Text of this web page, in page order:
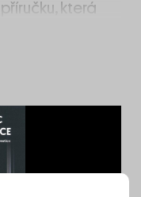
která
Nabízí
je založen na
využití kreativity
o příručce
expert a